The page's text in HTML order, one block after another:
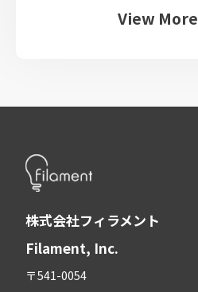
View More
株式会社フィラメント
Filament, Inc.
〒541-0054